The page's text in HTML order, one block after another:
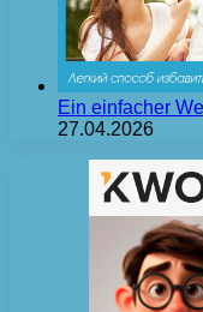
Ein einfacher
27.04.2026